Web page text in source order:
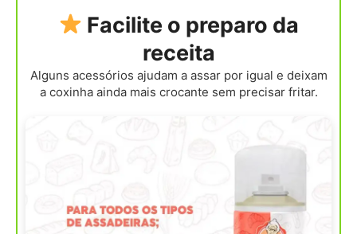
Facilite o preparo da
receita
Alguns acessórios ajudam a assar por igual e deixam
a coxinha ainda mais crocante sem precisar fritar.